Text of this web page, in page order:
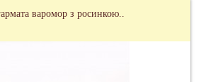
варомор з росинкою..